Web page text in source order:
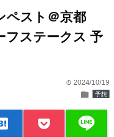
ペスト＠京都
フステークス 予
time 2024/10/19
folder 予想
line